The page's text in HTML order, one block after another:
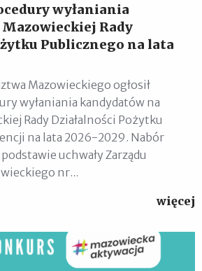
wyłaniania
Rady
Publicznego na lata
Mazowieckiego ogłosił
wyłaniania kandydatów na
Rady Działalności Pożytku
na lata 2026-2029. Nabór
uchwały Zarządu
nr...
więcej